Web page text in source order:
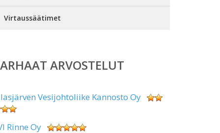
Virtaussäätimet
ARVOSTELUT
Vesijohtoliike Kannosto Oy
Rinne Oy